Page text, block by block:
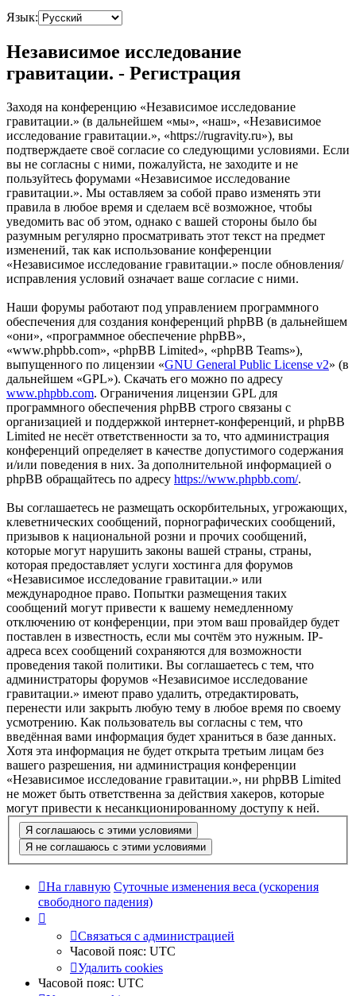
Язык:
Независимое исследование
гравитации. - Регистрация
Заходя на конференцию «Независимое исследование
гравитации.» (в дальнейшем «мы», «наш», «Независимое
исследование гравитации.», «https://rugravity.ru»), вы
подтверждаете своё согласие со следующими условиями. Если
вы не согласны с ними, пожалуйста, не заходите и не
пользуйтесь форумами «Независимое исследование
гравитации.». Мы оставляем за собой право изменять эти
правила в любое время и сделаем всё возможное, чтобы
уведомить вас об этом, однако с вашей стороны было бы
разумным регулярно просматривать этот текст на предмет
изменений, так как использование конференции
«Независимое исследование гравитации.» после обновления/
исправления условий означает ваше согласие с ними.
Наши форумы работают под управлением программного
обеспечения для создания конференций phpBB (в дальнейшем
«они», «программное обеспечение phpBB»,
«www.phpbb.com», «phpBB Limited», «phpBB Teams»),
выпущенного по лицензии «GNU General Public License v2» (в
дальнейшем «GPL»). Скачать его можно по адресу
www.phpbb.com. Ограничения лицензии GPL для
программного обеспечения phpBB строго связаны с
организацией и поддержкой интернет-конференций, и phpBB
Limited не несёт ответственности за то, что администрация
конференций определяет в качестве допустимого содержания
и/или поведения в них. За дополнительной информацией о
phpBB обращайтесь по адресу https://www.phpbb.com/.
Вы соглашаетесь не размещать оскорбительных, угрожающих,
клеветнических сообщений, порнографических сообщений,
призывов к национальной розни и прочих сообщений,
которые могут нарушить законы вашей страны, страны,
которая предоставляет услуги хостинга для форумов
«Независимое исследование гравитации.» или
международное право. Попытки размещения таких
сообщений могут привести к вашему немедленному
отключению от конференции, при этом ваш провайдер будет
поставлен в известность, если мы сочтём это нужным. IP-
адреса всех сообщений сохраняются для возможности
проведения такой политики. Вы соглашаетесь с тем, что
администраторы форумов «Независимое исследование
гравитации.» имеют право удалить, отредактировать,
перенести или закрыть любую тему в любое время по своему
усмотрению. Как пользователь вы согласны с тем, что
введённая вами информация будет храниться в базе данных.
Хотя эта информация не будет открыта третьим лицам без
вашего разрешения, ни администрация конференции
«Независимое исследование гравитации.», ни phpBB Limited
не может быть ответственна за действия хакеров, которые
могут привести к несанкционированному доступу к ней.
На главную Суточные изменения веса (ускорения
свободного падения)
Связаться с администрацией
Часовой пояс: UTC
Удалить cookies
Часовой пояс: UTC